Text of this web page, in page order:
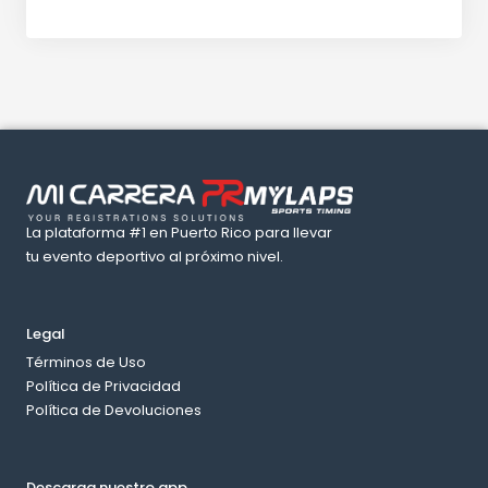
La plataforma #1 en Puerto Rico para llevar
tu evento deportivo al próximo nivel.
Legal
Términos de Uso
Política de Privacidad
Política de Devoluciones